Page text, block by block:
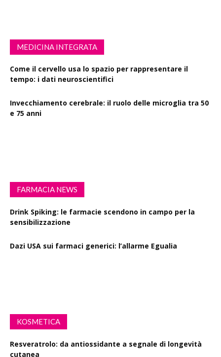
MEDICINA INTEGRATA
Come il cervello usa lo spazio per rappresentare il
tempo: i dati neuroscientifici
Invecchiamento cerebrale: il ruolo delle microglia tra 50
e 75 anni
FARMACIA NEWS
Drink Spiking: le farmacie scendono in campo per la
sensibilizzazione
Dazi USA sui farmaci generici: l’allarme Egualia
KOSMETICA
Resveratrolo: da antiossidante a segnale di longevità
cutanea